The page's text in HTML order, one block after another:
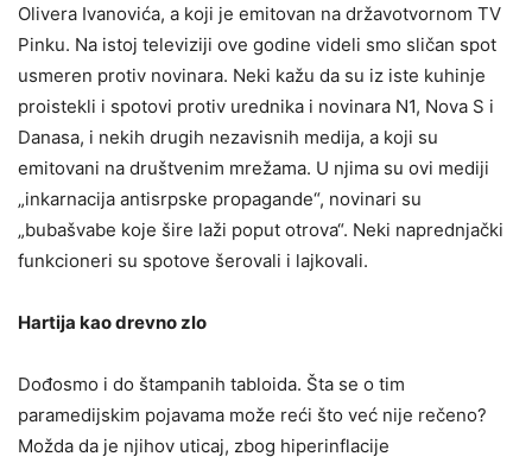
Olivera Ivanovića, a koji je emitovan na državotvornom TV
Pinku. Na istoj televiziji ove godine videli smo sličan spot
usmeren protiv novinara. Neki kažu da su iz iste kuhinje
proistekli i spotovi protiv urednika i novinara N1, Nova S i
Danasa, i nekih drugih nezavisnih medija, a koji su
emitovani na društvenim mrežama. U njima su ovi mediji
„inkarnacija antisrpske propagande“, novinari su
„bubašvabe koje šire laži poput otrova“. Neki naprednjački
funkcioneri su spotove šerovali i lajkovali.
Hartija kao drevno zlo
Dođosmo i do štampanih tabloida. Šta se o tim
paramedijskim pojavama može reći što već nije rečeno?
Možda da je njihov uticaj, zbog hiperinflacije